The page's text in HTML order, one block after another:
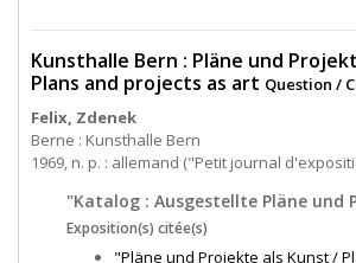
Kunsthalle Bern : Pläne und
Plans and projects as art Question /
Felix, Zdenek
Berne : Kunsthalle Bern
1969, n. p. : allemand ("Petit journal
"Katalog : Ausgestellte Pläne und
Exposition(s) citée(s)
"Pläne und Projekte als Kunst /